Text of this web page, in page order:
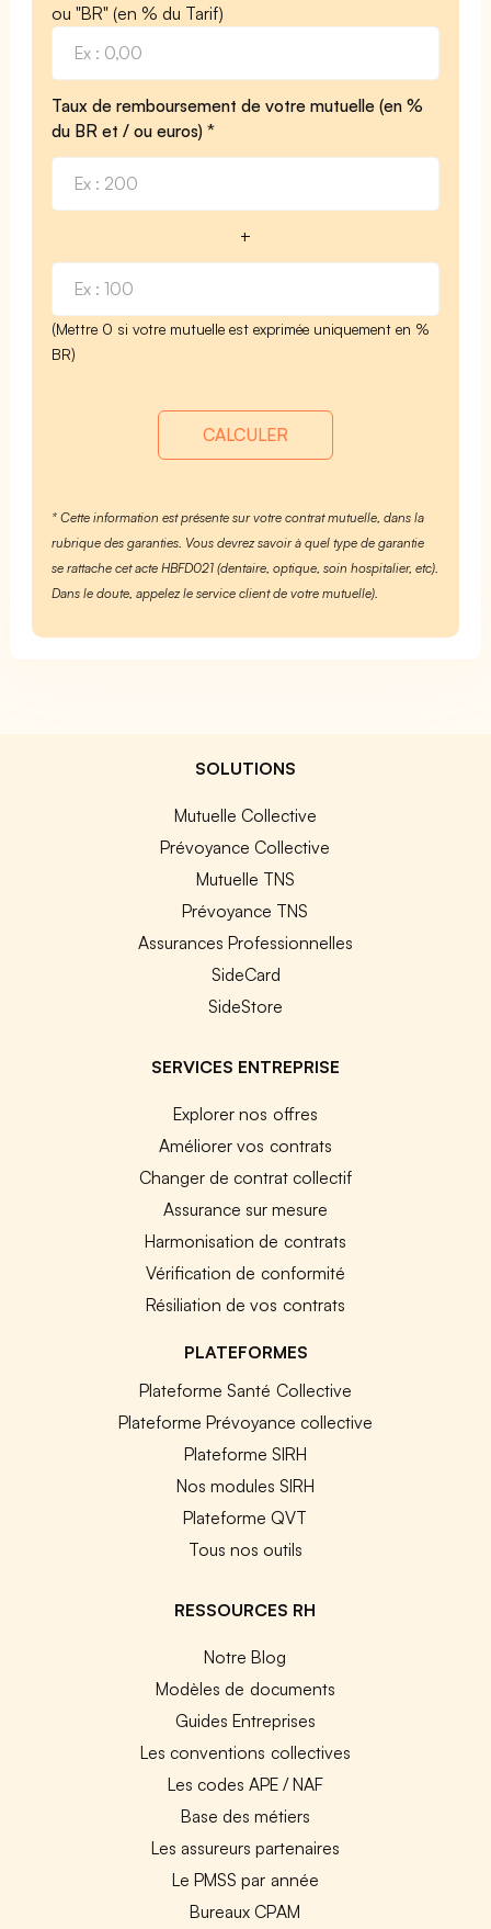
ou "BR" (en % du Tarif)
Taux de remboursement de votre mutuelle (en %
du BR et / ou euros) *
+
(Mettre 0 si votre mutuelle est exprimée uniquement en %
BR)
CALCULER
* Cette information est présente sur votre contrat mutuelle, dans la
rubrique des garanties. Vous devrez savoir à quel type de garantie
se rattache cet acte HBFD021 (dentaire, optique, soin hospitalier, etc).
Dans le doute, appelez le service client de votre mutuelle).
SOLUTIONS
Mutuelle Collective
Prévoyance Collective
Mutuelle TNS
Prévoyance TNS
Assurances Professionnelles
SideCard
SideStore
SERVICES ENTREPRISE
Explorer nos offres
Améliorer vos contrats
Changer de contrat collectif
Assurance sur mesure
Harmonisation de contrats
Vérification de conformité
Résiliation de vos contrats
PLATEFORMES
Plateforme Santé Collective
Plateforme Prévoyance collective
Plateforme SIRH
Nos modules SIRH
Plateforme QVT
Tous nos outils
RESSOURCES RH
Notre Blog
Modèles de documents
Guides Entreprises
Les conventions collectives
Les codes APE / NAF
Base des métiers
Les assureurs partenaires
Le PMSS par année
Bureaux CPAM